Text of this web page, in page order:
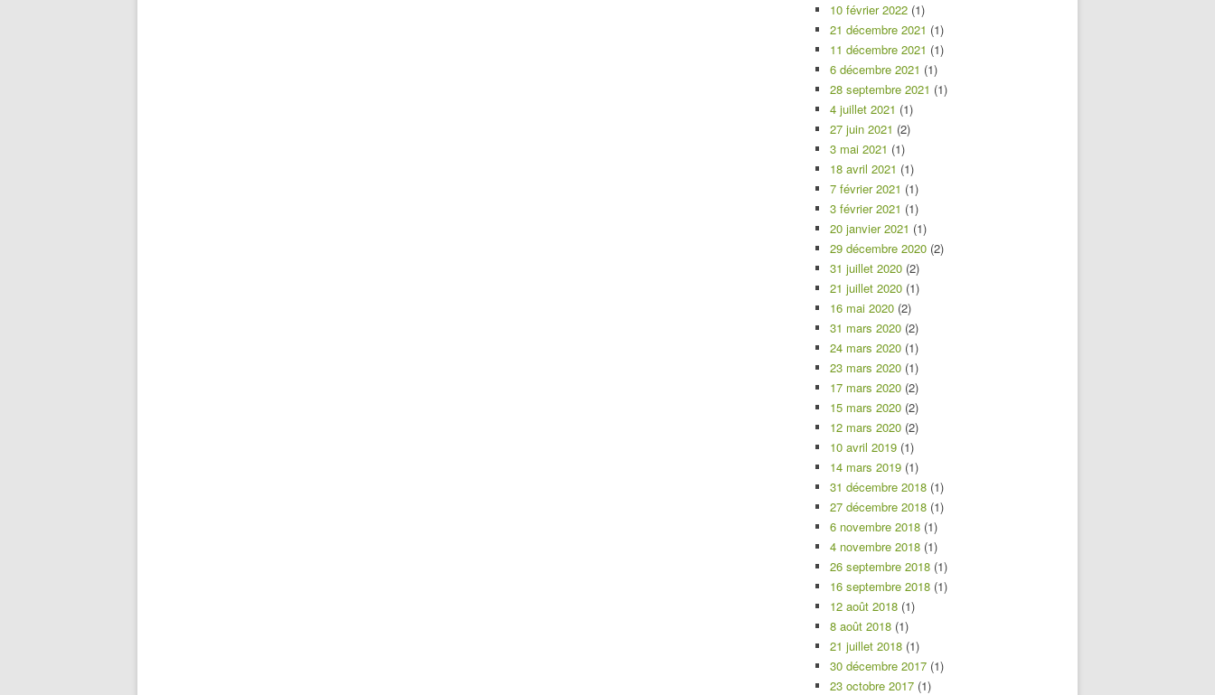
10 février 2022 (1)
21 décembre 2021 (1)
11 décembre 2021 (1)
6 décembre 2021 (1)
28 septembre 2021 (1)
4 juillet 2021 (1)
27 juin 2021 (2)
3 mai 2021 (1)
18 avril 2021 (1)
7 février 2021 (1)
3 février 2021 (1)
20 janvier 2021 (1)
29 décembre 2020 (2)
31 juillet 2020 (2)
21 juillet 2020 (1)
16 mai 2020 (2)
31 mars 2020 (2)
24 mars 2020 (1)
23 mars 2020 (1)
17 mars 2020 (2)
15 mars 2020 (2)
12 mars 2020 (2)
10 avril 2019 (1)
14 mars 2019 (1)
31 décembre 2018 (1)
27 décembre 2018 (1)
6 novembre 2018 (1)
4 novembre 2018 (1)
26 septembre 2018 (1)
16 septembre 2018 (1)
12 août 2018 (1)
8 août 2018 (1)
21 juillet 2018 (1)
30 décembre 2017 (1)
23 octobre 2017 (1)